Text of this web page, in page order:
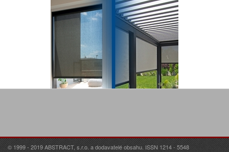
© 1999 - 2019 ABSTRACT, s.r.o. a dodavatelé obsahu. ISSN 1214 - 5548